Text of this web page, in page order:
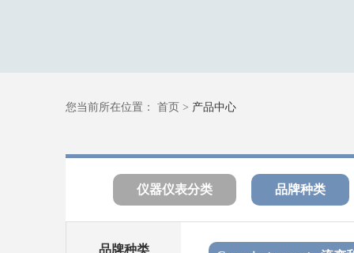
您当前所在位置： 首页 > 产品中心
仪器仪表分类 品牌种类
品牌种类